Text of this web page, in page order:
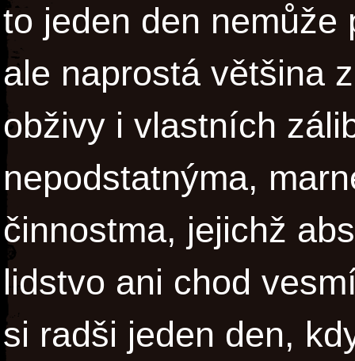
to jeden den nemůže
ale naprostá většina
obživy i vlastních
nepodstatnýma,
činnostma, jejichž
lidstvo ani chod
si radši jeden den,